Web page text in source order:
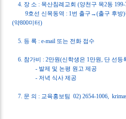
4. 장 소 : 목산침례교회 (양천구 목2동
9호선 신목동역 : 1번 출구 →(출구 후방)
(약800미터)
5. 등 록 : e-mail 또는 전화 접수
6. 참가비 : 2만원(신학생은 1만원, 단 선등
- 발제 및 논평 원고 제공
- 저녁 식사 제공
7. 문 의 : 교육홍보팀 02) 2654-1006,